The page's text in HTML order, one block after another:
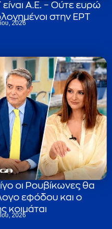
Α.Ε. – Ούτε ευρώ
στην ΕΡΤ
2026
οι Ρουβίκωνες θα
εφόδου και ο
κοιμάται
2026